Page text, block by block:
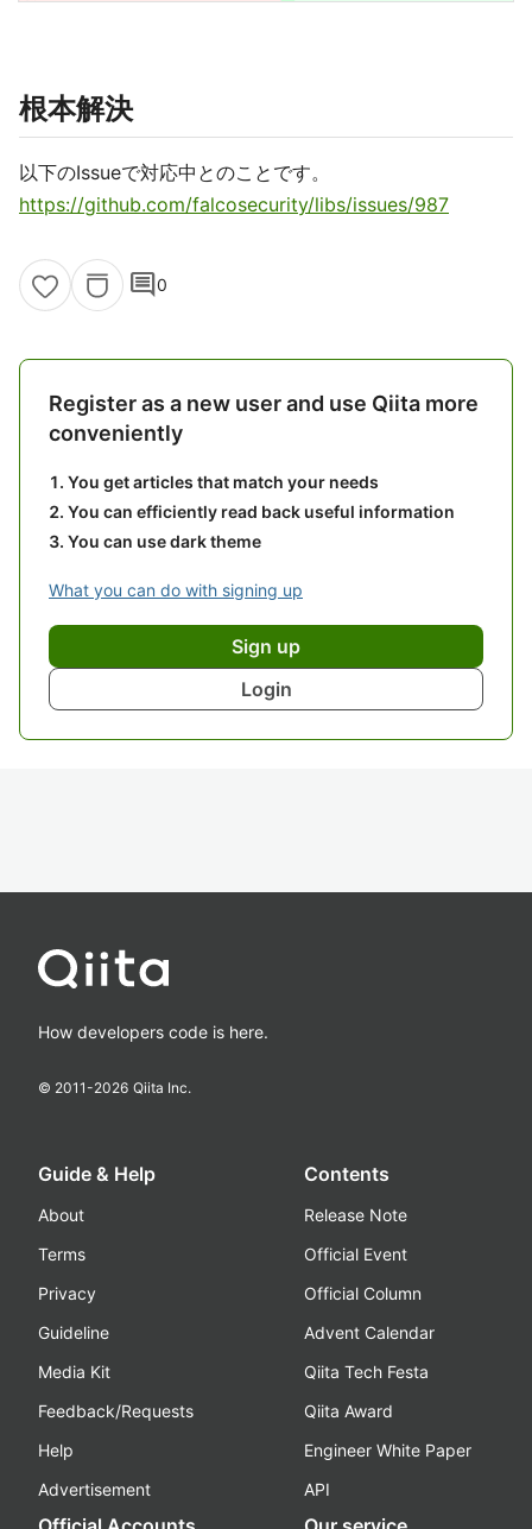
根本解決
以下のIssueで対応中とのことです。
https://github.com/falcosecurity/libs/issues/987
comment0
Register as a new user and use Qiita more
conveniently
You get articles that match your needs
You can efficiently read back useful information
You can use dark theme
What you can do with signing up
Sign up
Login
How developers code is here.
© 2011-2026 Qiita Inc.
Guide & Help
About
Terms
Privacy
Guideline
Media Kit
Feedback/Requests
Help
Advertisement
Contents
Release Note
Official Event
Official Column
Advent Calendar
Qiita Tech Festa
Qiita Award
Engineer White Paper
API